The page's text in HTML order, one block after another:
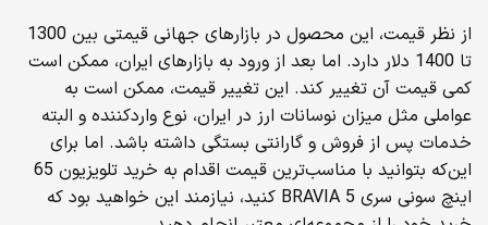
از نظر قیمت، این محصول در بازارهای جهانی قیمتی بین 1300
تا 1400 دلار دارد. اما بعد از ورود به بازارهای ایران، ممکن است
کمی قیمت آن تغییر کند. این تغییر قیمت، ممکن است به
عواملی مثل میزان نوسانات ارز در ایران، نوع واردکننده و البته
خدمات پس از فروش و گارانتی بستگی داشته باشد. اما برای
این‌که بتوانید با مناسب‌ترین قیمت اقدام به خرید تلویزیون 65
اینچ سونی سری BRAVIA 5 کنید، نیازمند این خواهید بود که